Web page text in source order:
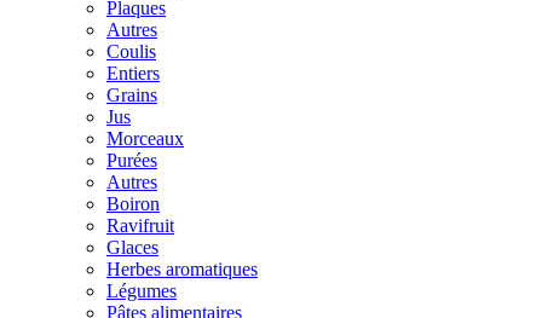
Plaques
Autres
Coulis
Entiers
Grains
Jus
Morceaux
Purées
Autres
Boiron
Ravifruit
Glaces
Herbes aromatiques
Légumes
Pâtes alimentaires